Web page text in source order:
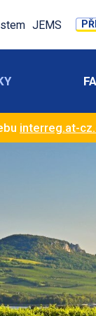
JEMS
interreg.at-